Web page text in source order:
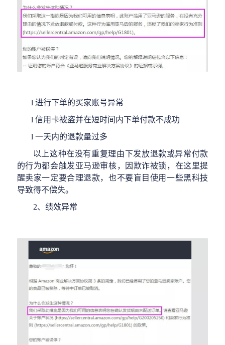
l 进行下单的买家账号异常
l 信用卡被盗并在短时间内下单付款不成功
l 一天内的退款量过多
以上这种在没有重复理由下发放退款或异常付款
的行为都会触发亚马逊审核，因欺诈被锁，在这里提
醒卖家一定要合理退款，也不要盲目使用一些黑科技
导致得不偿失。
2、绩效异常